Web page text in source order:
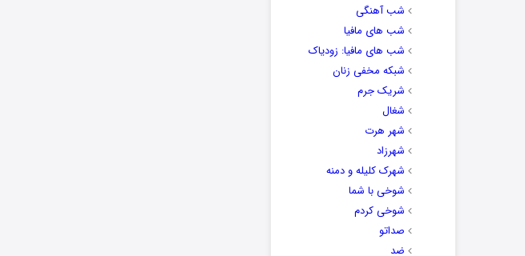
شب آهنگی
شب های مافیا
شب های مافیا: زودیاک
شبکه مخفی زنان
شریک جرم
شغال
شهر هرت
شهرزاد
شهرک کلیله و دمنه
شوخی با شما
شوخی کردم
صداتو
ضد